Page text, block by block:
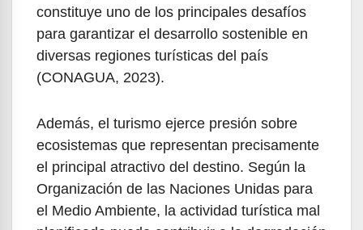
constituye uno de los principales desafíos
para garantizar el desarrollo sostenible en
diversas regiones turísticas del país
(CONAGUA, 2023).
Además, el turismo ejerce presión sobre
ecosistemas que representan precisamente
el principal atractivo del destino. Según la
Organización de las Naciones Unidas para
el Medio Ambiente, la actividad turística mal